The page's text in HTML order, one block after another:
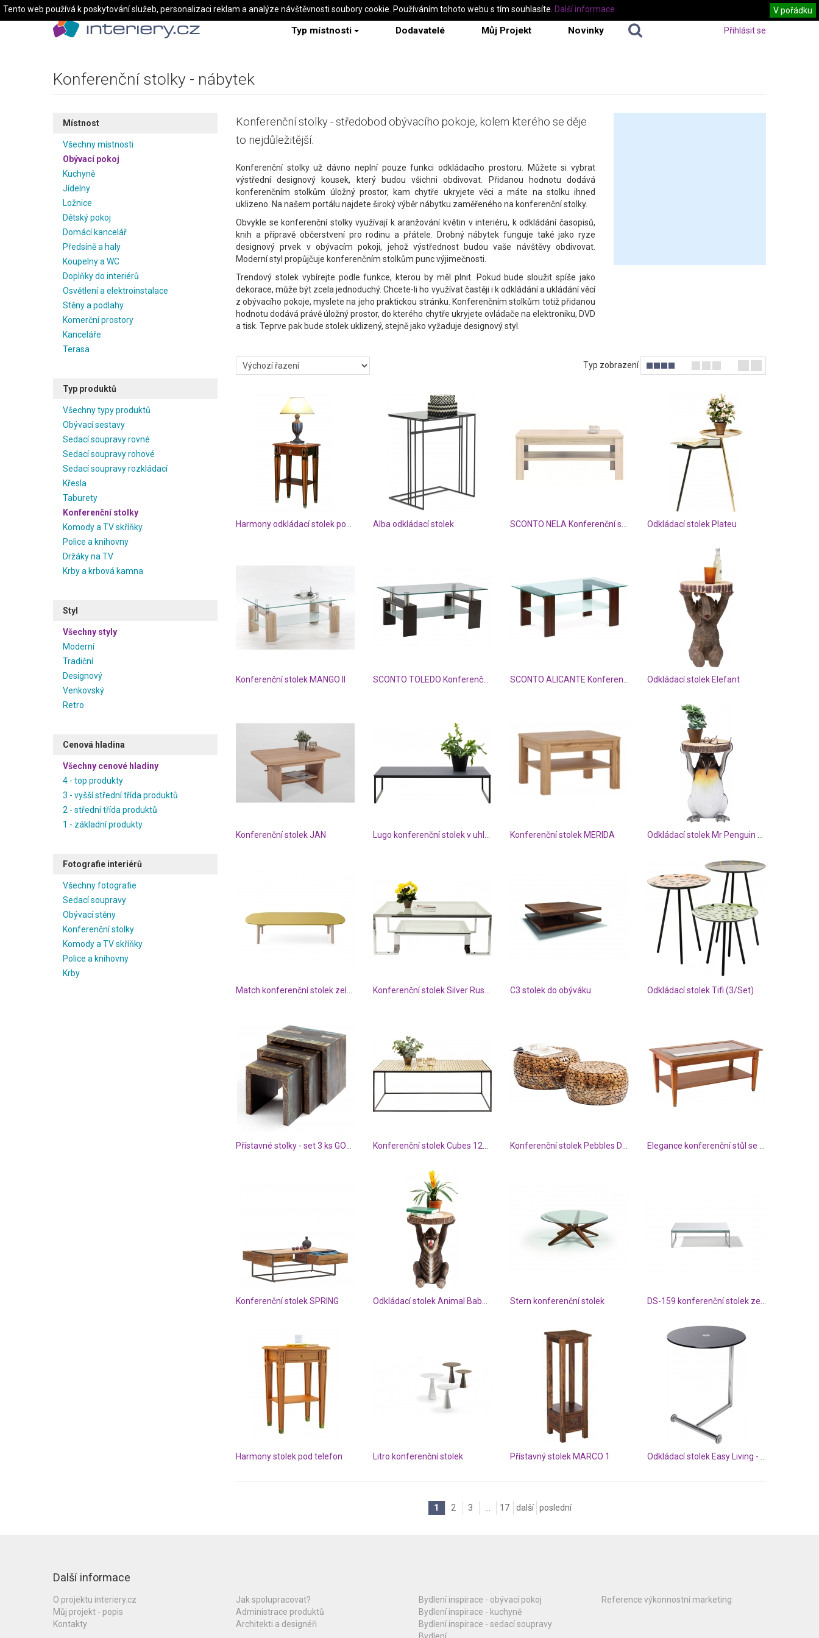
Typ místnosti Dodavatelé Můj Projekt Novinky Přihlásit se
Konferenční stolky - nábytek
Místnost
Všechny místnosti
Obývací pokoj
Kuchyně
Jídelny
Ložnice
Dětský pokoj
Domácí kancelář
Předsíně a haly
Koupelny a WC
Doplňky do interiérů
Osvětlení a elektroinstalace
Stěny a podlahy
Komerční prostory
Kanceláře
Terasa
Typ produktů
Všechny typy produktů
Obývací sestavy
Sedací soupravy rovné
Sedací soupravy rohové
Sedací soupravy rozkládací
Křesla
Taburety
Konferenční stolky
Komody a TV skříňky
Police a knihovny
Držáky na TV
Krby a krbová kamna
Styl
Všechny styly
Moderní
Tradiční
Designový
Venkovský
Retro
Cenová hladina
Všechny cenové hladiny
4 - top produkty
3 - vyšší střední třída produktů
2 - střední třída produktů
1 - základní produkty
Fotografie interiérů
Všechny fotografie
Sedací soupravy
Obývací stěny
Konferenční stolky
Komody a TV skříňky
Police a knihovny
Krby
Konferenční stolky - středobod obývacího pokoje, kolem kterého se děje
to nejdůležitější.
Konferenční stolky už dávno neplní pouze funkci odkládacího prostoru. Můžete si vybrat
výstřední designový kousek, který budou všichni obdivovat. Přidanou hodnotu dodává
konferenčním stolkům úložný prostor, kam chytře ukryjete věci a máte na stolku ihned
uklizeno. Na našem portálu najdete široký výběr nábytku zaměřeného na konferenční stolky.
Obvykle se konferenční stolky využívají k aranžování květin v interiéru, k odkládání časopisů,
knih a přípravě občerstvení pro rodinu a přátele. Drobný nábytek funguje také jako ryze
designový prvek v obývacím pokoji, jehož výstřednost budou vaše návštěvy obdivovat.
Moderní styl propůjčuje konferenčním stolkům punc výjimečnosti.
Trendový stolek vybírejte podle funkce, kterou by měl plnit. Pokud bude sloužit spíše jako
dekorace, může být zcela jednoduchý. Chcete-li ho využívat častěji i k odkládání a ukládání věcí
z obývacího pokoje, myslete na jeho praktickou stránku. Konferenčním stolkům totiž přidanou
hodnotu dodává právě úložný prostor, do kterého chytře ukryjete ovládače na elektroniku, DVD
a tisk. Teprve pak bude stolek uklizený, stejně jako vyžaduje designový styl.
Typ zobrazení
Alba odkládací stolek Odkládací stolek Plateu
Konferenční stolek MANGO II Odkládací stolek Elefant
Konferenční stolek JAN Konferenční stolek MERIDA
C3 stolek do obýváku Odkládací stolek Tifi (3/Set)
Konferenční stolek SPRING Stern konferenční stolek
Harmony stolek pod telefon Litro konferenční stolek Přístavný stolek MARCO 1
1 2 3 17 další poslední
Další informace
O projektu interiery.cz
Můj projekt - popis
Kontakty
Jak spolupracovat?
Administrace produktů
Architekti a designéři
Bydlení inspirace - obývací pokoj
Bydlení inspirace - kuchyně
Bydlení inspirace - sedací soupravy
Reference výkonnostní marketing
Tento web používá k poskytování služeb, personalizaci reklam a analýze návštěvnosti soubory cookie. Používáním tohoto webu s tím souhlasíte. V pořádku
Další informace